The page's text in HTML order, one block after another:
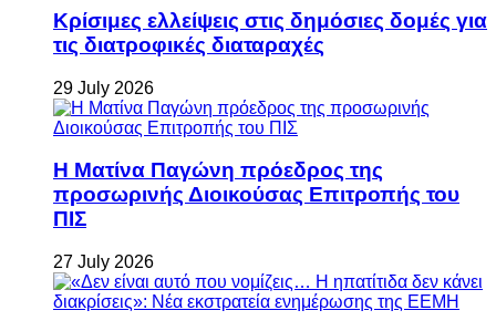
Κρίσιμες ελλείψεις στις δημόσιες δομές για
τις διατροφικές διαταραχές
29 July 2026
Η Ματίνα Παγώνη πρόεδρος της
προσωρινής Διοικούσας Επιτροπής του
ΠΙΣ
27 July 2026